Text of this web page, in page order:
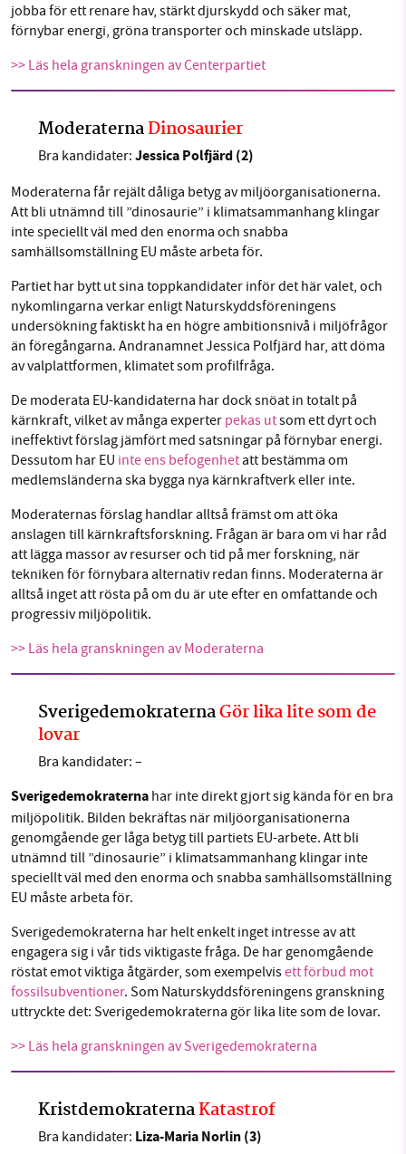
jobba för ett renare hav, stärkt djurskydd och säker mat,
förnybar energi, gröna transporter och minskade utsläpp.
>> Läs hela granskningen av Centerpartiet
ModeraternaDinosaurier
Bra kandidater: Jessica Polfjärd (2)
Moderaterna får rejält dåliga betyg av miljöorganisationerna.
Att bli utnämnd till ”dinosaurie” i klimatsammanhang klingar
inte speciellt väl med den enorma och snabba
samhällsomställning EU måste arbeta för.
Partiet har bytt ut sina toppkandidater inför det här valet, och
nykomlingarna verkar enligt Naturskyddsföreningens
undersökning faktiskt ha en högre ambitionsnivå i miljöfrågor
än föregångarna. Andranamnet Jessica Polfjärd har, att döma
av valplattformen, klimatet som profilfråga.
De moderata EU-kandidaterna har dock snöat in totalt på
kärnkraft, vilket av många experter pekas utsom ett dyrt och
ineffektivt förslag jämfört med satsningar på förnybar energi.
Dessutom har EU inte ens befogenhetatt bestämma om
medlemsländerna ska bygga nya kärnkraftverk eller inte.
Moderaternas förslag handlar alltså främst om att öka
anslagen till kärnkraftsforskning. Frågan är bara om vi har råd
att lägga massor av resurser och tid på mer forskning, när
tekniken för förnybara alternativ redan finns. Moderaterna är
alltså inget att rösta på om du är ute efter en omfattande och
progressiv miljöpolitik.
>> Läs hela granskningen av Moderaterna
SverigedemokraternaGör lika lite som de
lovar
Bra kandidater: –
Sverigedemokraterna har inte direkt gjort sig kända för en bra
miljöpolitik. Bilden bekräftas när miljöorganisationerna
genomgående ger låga betyg till partiets EU-arbete. Att bli
utnämnd till ”dinosaurie” i klimatsammanhang klingar inte
speciellt väl med den enorma och snabba samhällsomställning
EU måste arbeta för.
Sverigedemokraterna har helt enkelt inget intresse av att
engagera sig i vår tids viktigaste fråga. De har genomgående
röstat emot viktiga åtgärder, som exempelvisett förbud mot
fossilsubventioner. Som Naturskyddsföreningens granskning
uttryckte det: Sverigedemokraterna gör lika lite som de lovar.
>> Läs hela granskningen av Sverigedemokraterna
KristdemokraternaKatastrof
Bra kandidater: Liza-Maria Norlin (3)